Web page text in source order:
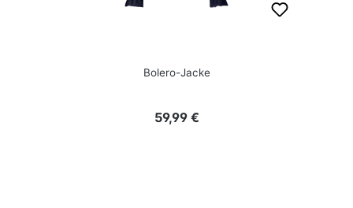
Bolero-Jacke
Regulärer Preis:
59,99 €